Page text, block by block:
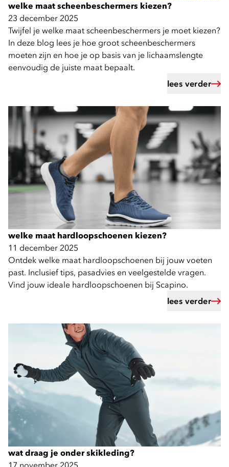
welke maat scheenbeschermers kiezen?
23 december 2025
Twijfel je welke maat scheenbeschermers je moet kiezen?
In deze blog lees je hoe groot scheenbeschermers
moeten zijn en hoe je op basis van je lichaamslengte
eenvoudig de juiste maat bepaalt.
lees verder
welke maat hardloopschoenen kiezen?
11 december 2025
Ontdek welke maat hardloopschoenen bij jouw voeten
past. Inclusief tips, pasadvies en veelgestelde vragen.
Vind jouw ideale hardloopschoenen bij Scapino.
lees verder
wat draag je onder skikleding?
17 november 2025